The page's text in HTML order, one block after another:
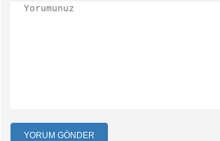
YORUM GÖNDER